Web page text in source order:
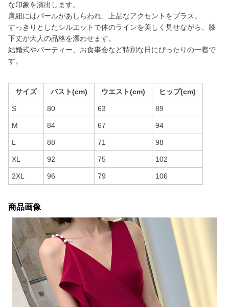
な印象を演出します。
肩紐にはパールがあしらわれ、上品なアクセントをプラス。
すっきりとしたシルエットで体のラインを美しく見せながら、膝
下丈が大人の品格を漂わせます。
結婚式やパーティー、お食事会など特別な日にぴったりの一着で
す。
サイズ バスト(cm) ウエスト(cm) ヒップ(cm)
S 80 63 89
M 84 67 94
L 88 71 98
XL 92 75 102
2XL 96 79 106
商品画像